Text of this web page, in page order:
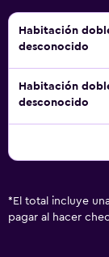
Habitación
desconocido
Habitación
desconocido
* El total incluye
pagar al hacer